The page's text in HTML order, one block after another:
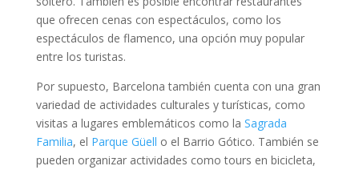
que ofrecen cenas con espectáculos, como los
espectáculos de flamenco, una opción muy popular
entre los turistas.
Por supuesto, Barcelona también cuenta con una gran
variedad de actividades culturales y turísticas, como
visitas a lugares emblemáticos como la Sagrada
Familia, el Parque Güell o el Barrio Gótico. También se
pueden organizar actividades como tours en bicicleta,